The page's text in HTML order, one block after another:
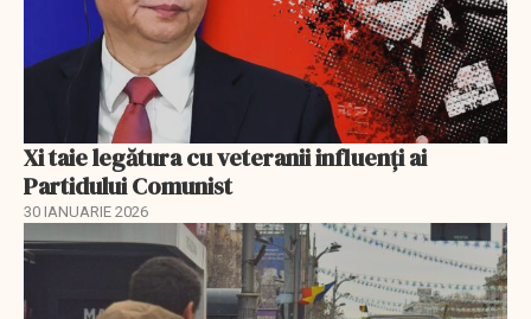
Xi taie legătura cu veteranii influenți ai
Partidului Comunist
30 IANUARIE 2026